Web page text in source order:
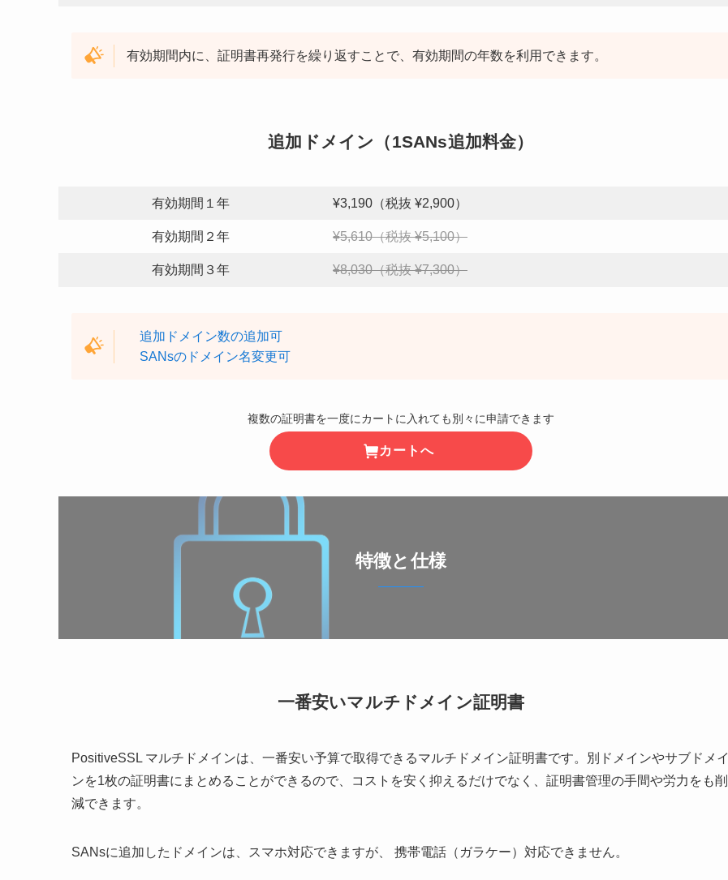
有効期間内に、証明書再発行を繰り返すことで、有効期間の年数を利用できます。
追加ドメイン（1SANs追加料金）
有効期間１年 ¥3,190（税抜 ¥2,900）
有効期間２年 ¥5,610（税抜 ¥5,100）
有効期間３年 ¥8,030（税抜 ¥7,300）
追加ドメイン数の追加可
SANsのドメイン名変更可
複数の証明書を一度にカートに入れても別々に申請できます
カートへ
特徴と仕様
一番安いマルチドメイン証明書
PositiveSSL マルチドメインは、一番安い予算で取得できるマルチドメイン証明書です。別ドメインやサブドメイ
ンを1枚の証明書にまとめることができるので、コストを安く抑えるだけでなく、証明書管理の手間や労力をも削
減できます。
SANsに追加したドメインは、スマホ対応できますが、 携帯電話（ガラケー）対応できません。